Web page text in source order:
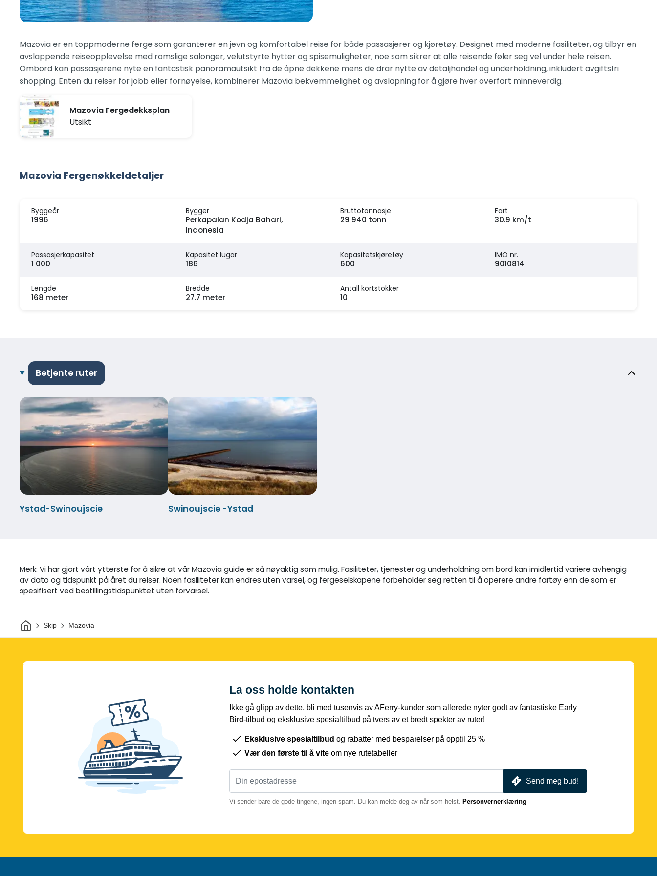
Mazovia er en toppmoderne ferge som garanterer en jevn og komfortabel reise for både passasjerer og kjøretøy. Designet med moderne fasiliteter, og tilbyr en
avslappende reiseopplevelse med romslige salonger, velutstyrte hytter og spisemuligheter, noe som sikrer at alle reisende føler seg vel under hele reisen.
Ombord kan passasjerene nyte en fantastisk panoramautsikt fra de åpne dekkene mens de drar nytte av detaljhandel og underholdning, inkludert avgiftsfri
shopping. Enten du reiser for jobb eller fornøyelse, kombinerer Mazovia bekvemmelighet og avslapning for å gjøre hver overfart minneverdig.
Mazovia Fergedekksplan
Utsikt
Mazovia Fergenøkkeldetaljer
Byggeår
1996
Bygger
Perkapalan Kodja Bahari,
Indonesia
Bruttotonnasje
29 940 tonn
Fart
30.9 km/t
Passasjerkapasitet
1 000
Kapasitet lugar
186
Kapasitetskjøretøy
600
IMO nr.
9010814
Lengde
168 meter
Bredde
27.7 meter
Antall kortstokker
10
Betjente ruter
Ystad-Swinoujscie Swinoujscie -Ystad
Merk: Vi har gjort vårt ytterste for å sikre at vår Mazovia guide er så nøyaktig som mulig. Fasiliteter, tjenester og underholdning om bord kan imidlertid variere avhengig
av dato og tidspunkt på året du reiser. Noen fasiliteter kan endres uten varsel, og fergeselskapene forbeholder seg retten til å operere andre fartøy enn de som er
spesifisert ved bestillingstidspunktet uten forvarsel.
HjemSkip Mazovia
La oss holde kontakten
Ikke gå glipp av dette, bli med tusenvis av AFerry-kunder som allerede nyter godt av fantastiske Early
Bird-tilbud og eksklusive spesialtilbud på tvers av et bredt spekter av ruter!
Eksklusive spesialtilbud og rabatter med besparelser på opptil 25 %
Vær den første til å vite om nye rutetabeller
Send meg bud!
Vi sender bare de gode tingene, ingen spam. Du kan melde deg av når som helst. Personvernerklæring